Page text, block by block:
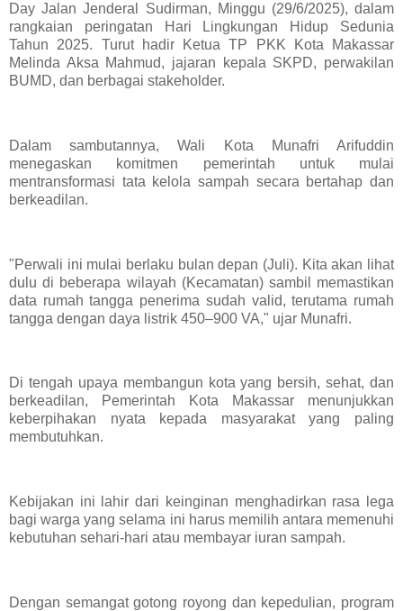
Day Jalan Jenderal Sudirman, Minggu (29/6/2025), dalam
rangkaian peringatan Hari Lingkungan Hidup Sedunia
Tahun 2025. Turut hadir Ketua TP PKK Kota Makassar
Melinda Aksa Mahmud, jajaran kepala SKPD, perwakilan
BUMD, dan berbagai stakeholder.
Dalam sambutannya, Wali Kota Munafri Arifuddin
menegaskan komitmen pemerintah untuk mulai
mentransformasi tata kelola sampah secara bertahap dan
berkeadilan.
"Perwali ini mulai berlaku bulan depan (Juli). Kita akan lihat
dulu di beberapa wilayah (Kecamatan) sambil memastikan
data rumah tangga penerima sudah valid, terutama rumah
tangga dengan daya listrik 450–900 VA," ujar Munafri.
Di tengah upaya membangun kota yang bersih, sehat, dan
berkeadilan, Pemerintah Kota Makassar menunjukkan
keberpihakan nyata kepada masyarakat yang paling
membutuhkan.
Kebijakan ini lahir dari keinginan menghadirkan rasa lega
bagi warga yang selama ini harus memilih antara memenuhi
kebutuhan sehari-hari atau membayar iuran sampah.
Dengan semangat gotong royong dan kepedulian, program